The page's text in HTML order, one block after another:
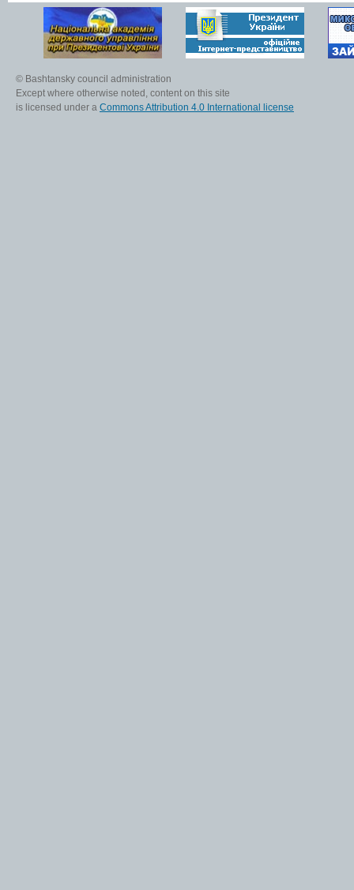
© Bashtansky council administration
Except where otherwise noted, content on this site
is licensed under a Commons Attribution 4.0 International license